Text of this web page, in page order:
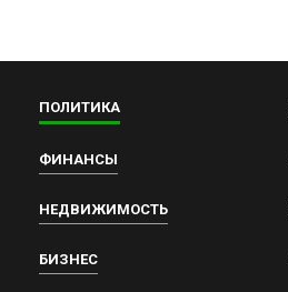
ПОЛИТИКА
ФИНАНСЫ
НЕДВИЖИМОСТЬ
БИЗНЕС